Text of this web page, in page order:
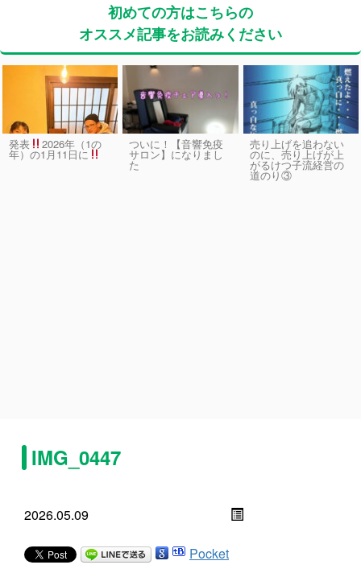
初めての方はこちらの
オススメ記事をお読みください
発表 2026年（1の
年）の1月11日に
ついに！【音響免疫
サロン】になりまし
た
売り上げを追わない
のに、売り上げが上
がるけつ子流経営の
道のり③
IMG_0447
2026.05.09
Pocket